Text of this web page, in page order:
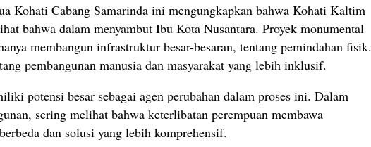
Kohati Cabang Samarinda ini mengungkapkan bahwa Kohati Kaltim
bahwa dalam menyambut Ibu Kota Nusantara. Proyek monumental
membangun infrastruktur besar-besaran, tentang pemindahan fisik.
pembangunan manusia dan masyarakat yang lebih inklusif.
potensi besar sebagai agen perubahan dalam proses ini. Dalam
sering melihat bahwa keterlibatan perempuan membawa
dan solusi yang lebih komprehensif.